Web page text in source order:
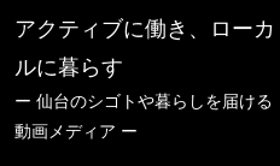
アクティブに働き、ローカ
ルに暮らす
ー 仙台のシゴトや暮らしを届ける
動画メディア ー